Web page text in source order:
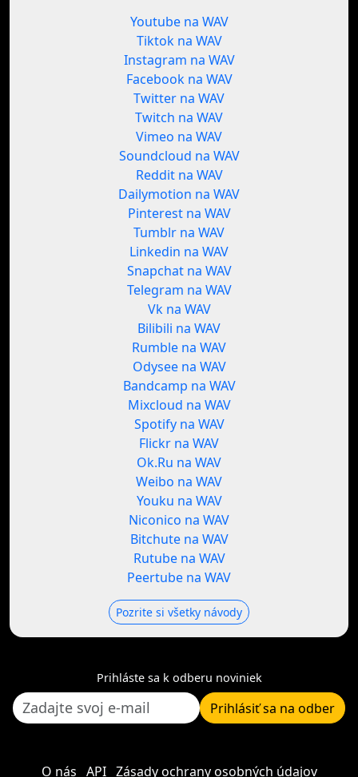
Youtube na WAV
Tiktok na WAV
Instagram na WAV
Facebook na WAV
Twitter na WAV
Twitch na WAV
Vimeo na WAV
Soundcloud na WAV
Reddit na WAV
Dailymotion na WAV
Pinterest na WAV
Tumblr na WAV
Linkedin na WAV
Snapchat na WAV
Telegram na WAV
Vk na WAV
Bilibili na WAV
Rumble na WAV
Odysee na WAV
Bandcamp na WAV
Mixcloud na WAV
Spotify na WAV
Flickr na WAV
Ok.Ru na WAV
Weibo na WAV
Youku na WAV
Niconico na WAV
Bitchute na WAV
Rutube na WAV
Peertube na WAV
Pozrite si všetky návody
Prihláste sa k odberu noviniek
Prihlásiť sa na odber
O nás API Zásady ochrany osobných údajov